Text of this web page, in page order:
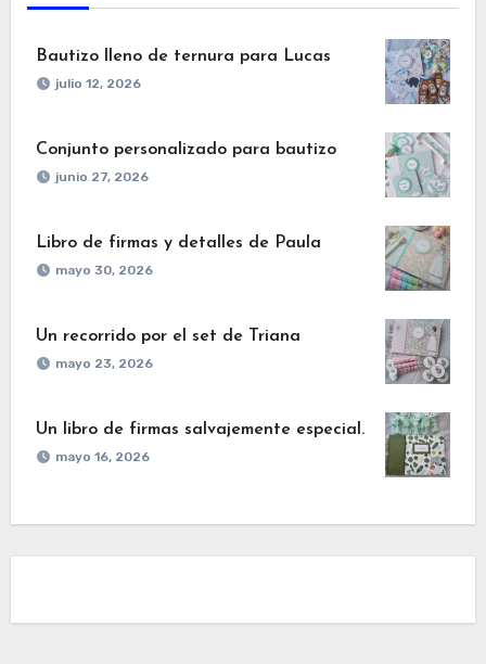
Bautizo lleno de ternura para Lucas
julio 12, 2026
Conjunto personalizado para bautizo
junio 27, 2026
Libro de firmas y detalles de Paula
mayo 30, 2026
Un recorrido por el set de Triana
mayo 23, 2026
Un libro de firmas salvajemente especial.
mayo 16, 2026